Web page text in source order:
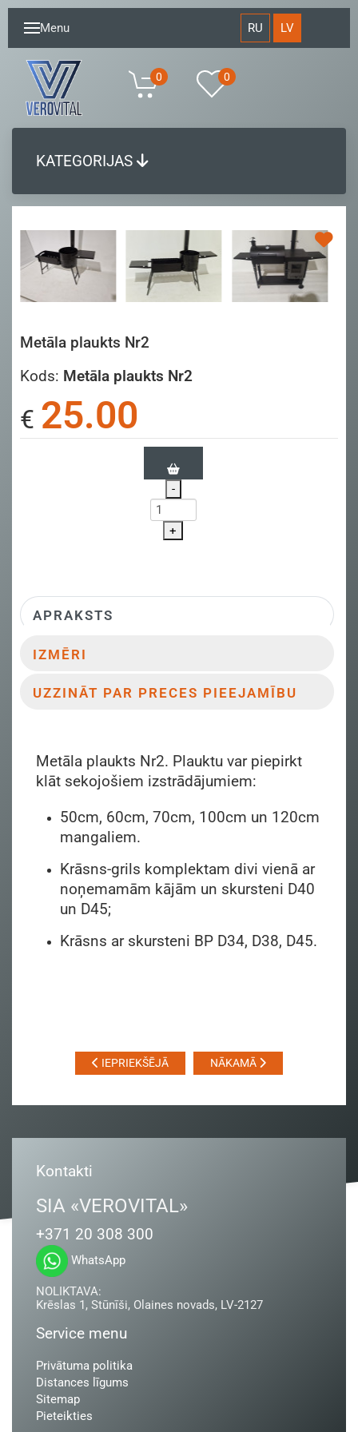
Menu RU LV
0 0
KATEGORIJAS
Metāla plaukts Nr2
Kods: Metāla plaukts Nr2
€ 25.00
-
+
APRAKSTS
IZMĒRI
UZZINĀT PAR PRECES PIEEJAMĪBU
Metāla plaukts Nr2. Plauktu var piepirkt
klāt sekojošiem izstrādājumiem:
50cm, 60cm, 70cm, 100cm un 120cm
mangaliem.
Krāsns-grils komplektam divi vienā ar
noņemamām kājām un skursteni D40
un D45;
Krāsns ar skursteni BP D34, D38, D45.
IEPRIEKŠĒJĀ NĀKAMĀ
Kontakti
SIA «VEROVITAL»
+371 20 308 300
WhatsApp
NOLIKTAVA:
Krēslas 1, Stūnīši, Olaines novads, LV-2127
Service menu
Privātuma politika
Distances līgums
Sitemap
Pieteikties